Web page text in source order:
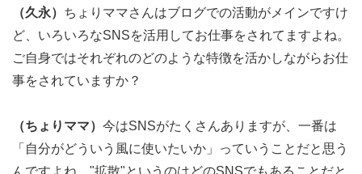
（久永） ちょりママさんはブログでの活動がメインですけ
ど、いろいろなSNSを活用してお仕事をされてますよね。
ご自身ではそれぞれのどのような特徴を活かしながらお仕
事をされていますか？
（ちょりママ） 今はSNSがたくさんありますが、一番は
「自分がどういう風に使いたいか」っていうことだと思う
んですよね。"拡散"というのはどのSNSでもあることだと